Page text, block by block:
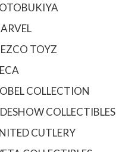
TOYZ
COLLECTION
COLLECTIBLES
CUTLERY